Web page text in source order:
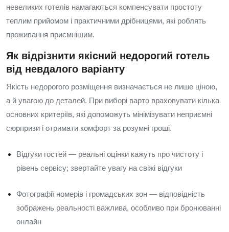
невеликих готелів намагаються компенсувати простоту
теплим прийомом і практичними дрібницями, які роблять
проживання приємнішим.
Як відрізнити якісний недорогий готель
від невдалого варіанту
Якість недорогого розміщення визначається не лише ціною,
а й увагою до деталей. При виборі варто враховувати кілька
основних критеріїв, які допоможуть мінімізувати неприємні
сюрпризи і отримати комфорт за розумні гроші.
Відгуки гостей — реальні оцінки кажуть про чистоту і
рівень сервісу; звертайте увагу на свіжі відгуки
Фотографії номерів і громадських зон — відповідність
зображень реальності важлива, особливо при бронюванні
онлайн